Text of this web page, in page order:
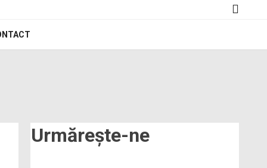
Urmărește-ne